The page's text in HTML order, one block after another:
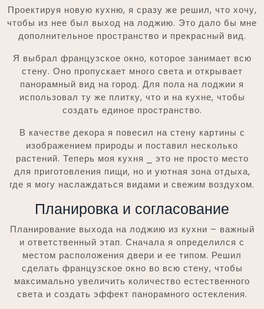
Проектируя новую кухню, я сразу же решил, что хочу,
чтобы из нее был выход на лоджию. Это дало бы мне
дополнительное пространство и прекрасный вид.
Я выбрал французское окно, которое занимает всю
стену. Оно пропускает много света и открывает
панорамный вид на город. Для пола на лоджии я
использовал ту же плитку, что и на кухне, чтобы
создать единое пространство.
В качестве декора я повесил на стену картины с
изображением природы и поставил несколько
растений. Теперь моя кухня ⎯ это не просто место
для приготовления пищи, но и уютная зона отдыха,
где я могу наслаждаться видами и свежим воздухом.
Планировка и согласование
Планирование выхода на лоджию из кухни – важный
и ответственный этап. Сначала я определился с
местом расположения двери и ее типом. Решил
сделать французское окно во всю стену, чтобы
максимально увеличить количество естественного
света и создать эффект панорамного остекления.